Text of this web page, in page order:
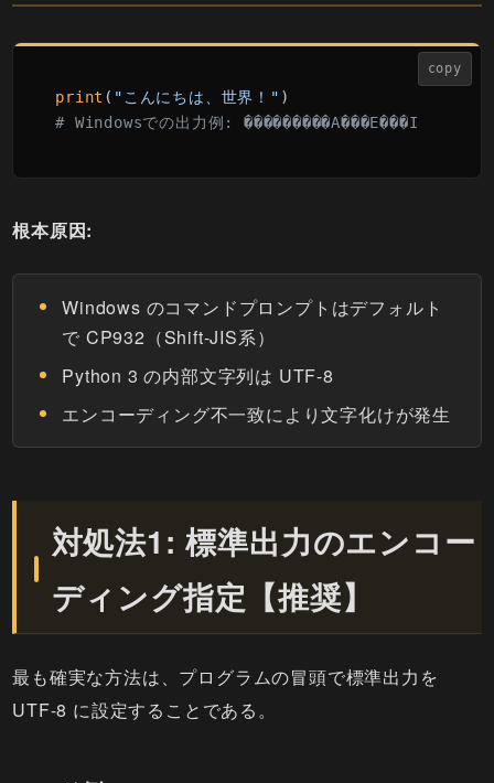
copy
print ( "こんにちは、世界！"
# Windowsでの出力例: ���������A���E���I
根本原因:
Windows のコマンドプロンプトはデフォルト
で CP932（Shift-JIS系）
Python 3 の内部文字列は UTF-8
エンコーディング不一致により文字化けが発生
対処法1: 標準出力のエンコー
ディング指定【推奨】
最も確実な方法は、プログラムの冒頭で標準出力を
UTF-8 に設定することである。